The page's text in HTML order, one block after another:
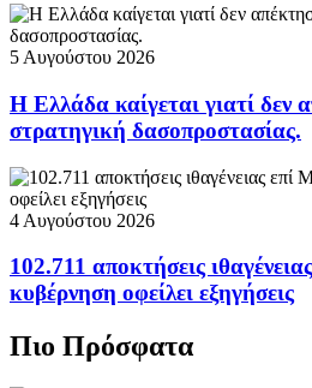
5 Αυγούστου 2026
Η Ελλάδα καίγεται γιατί δεν
στρατηγική δασοπροστασίας.
4 Αυγούστου 2026
102.711 αποκτήσεις
κυβέρνηση οφείλει εξηγήσεις
Πιο Πρόσφατα